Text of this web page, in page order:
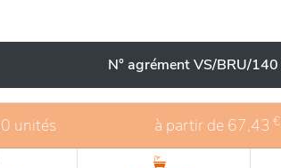
N° agrément VS/BRU/140
unités à partir de 67,43 €